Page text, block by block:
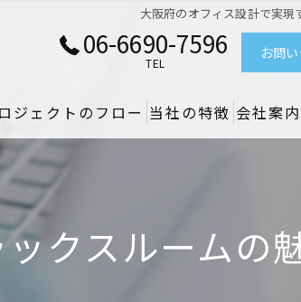
大阪府のオフィス設計で実
06-6690-7596
TEL
お問
ジェクトのフロー 当社の特徴 会社案内
クスルームの